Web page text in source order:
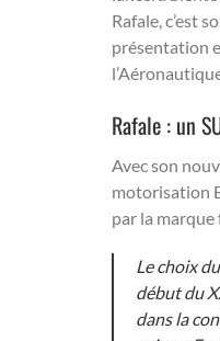
Rafale, c’est
présentation
Rafale : un
Avec son
motorisation
par la marque
Le choix
début du
dans la